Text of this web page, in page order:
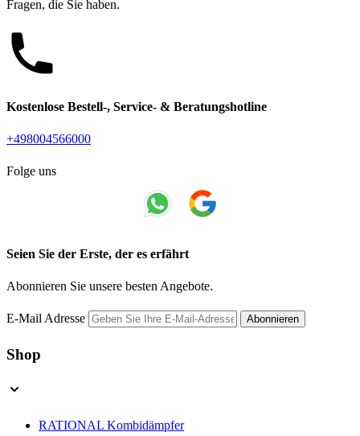
Fragen, die Sie haben.
Kostenlose Bestell-, Service- & Beratungshotline
+498004566000
Folge uns
Seien Sie der Erste, der es erfährt
Abonnieren Sie unsere besten Angebote.
E-Mail Adresse Abonnieren
Shop
RATIONAL Kombidämpfer